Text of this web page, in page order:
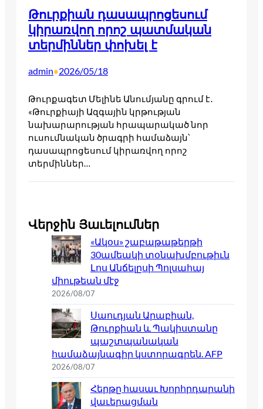
Թուրքիան դասապրոցեսում
կիրառվող որոշ պատմական
տերմիններ փոխել է
admin•2026/05/18
Թուրքագետ Մելինե Անումյանը գրում է․
«Թուրքիայի Ազգային կրթության
նախարարության հրապարակած նոր
ուսումնական ծրագրի համաձայն՝
դասապրոցեսում կիրառվող որոշ
տերմիններ…
Վերջին Յաւելումներ
«Ակօս» շաբաթաթերթի
30ամեակի տօնախմբութիւն
Լոս Անճելըսի Պոլսահայ
միութեան մէջ
2026/08/07
Սաուդյան Արաբիան,
Թուրքիան և Պակիստանը
պաշտպանական
համաձայնագիր կստորագրեն. AFP
2026/08/07
Հերթը հասաւ Խորհրդարանի
վաւերացման